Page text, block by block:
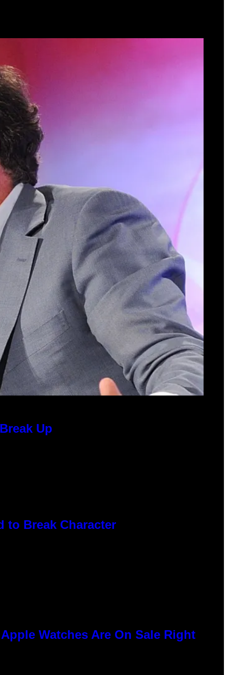
Up
to Break Character
Watches Are On Sale Right